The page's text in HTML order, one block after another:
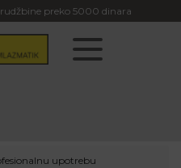
preko 5000 dinara
upotrebu